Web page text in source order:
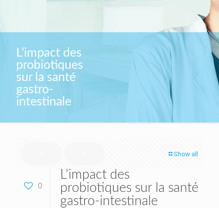
L’impact des
probiotiques
sur la santé
gastro-
intestinale
Show all
0
L’impact des
probiotiques sur la santé
gastro-intestinale